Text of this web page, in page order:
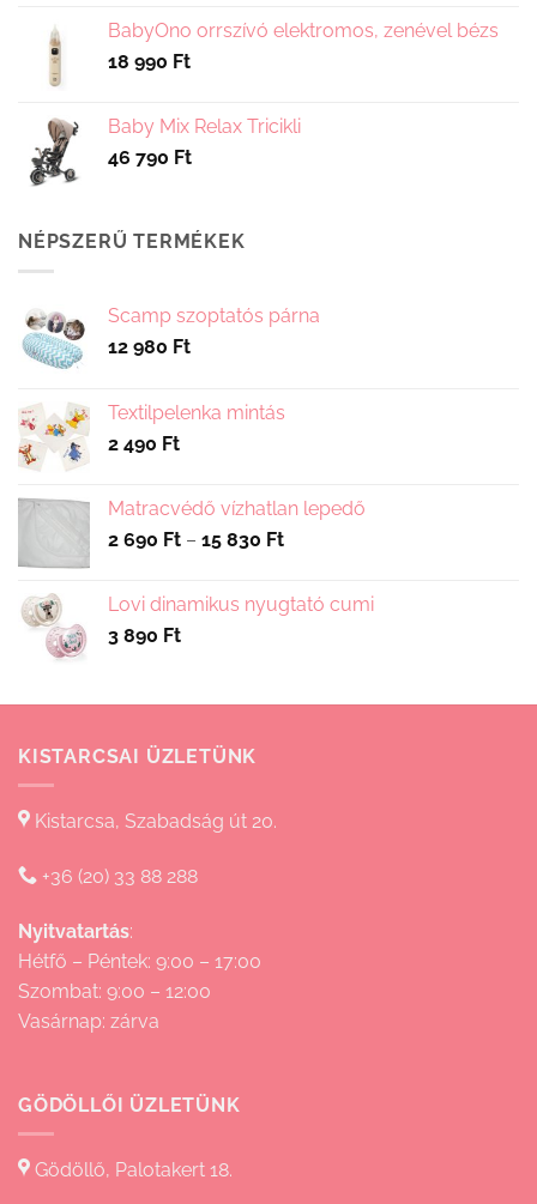
BabyOno orrszívó elektromos, zenével bézs
18 990 Ft
Baby Mix Relax Tricikli
46 790 Ft
NÉPSZERŰ TERMÉKEK
Scamp szoptatós párna
12 980 Ft
Textilpelenka mintás
2 490 Ft
Matracvédő vízhatlan lepedő
2 690 Ft – 15 830 FtÁrtartomány:
-
Lovi dinamikus nyugtató cumi
3 890 Ft
KISTARCSAI ÜZLETÜNK
Kistarcsa, Szabadság út 20.
+36 (20) 33 88 288
Nyitvatartás:
Hétfő – Péntek: 9:00 – 17:00
Szombat: 9:00 – 12:00
Vasárnap: zárva
GÖDÖLLŐI ÜZLETÜNK
Gödöllő, Palotakert 18.